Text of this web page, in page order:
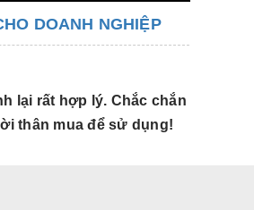
DOANH NGHIỆP
lại rất hợp lý. Chắc chắn
thân mua để sử dụng!